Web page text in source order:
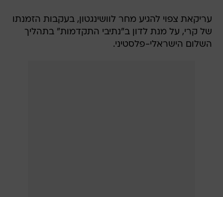
עריקאת צפוי להגיע מחר לוושינגטון, בעקבות הזמנתו
של קרי, על מנת לדון ב"נתיבי התקדמות" בתהליך
השלום הישראלי-פלסטיני.